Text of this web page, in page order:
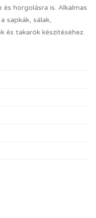
horgolásra is. Alkalmas
sapkák, sálak,
és takarók készítéséhez.